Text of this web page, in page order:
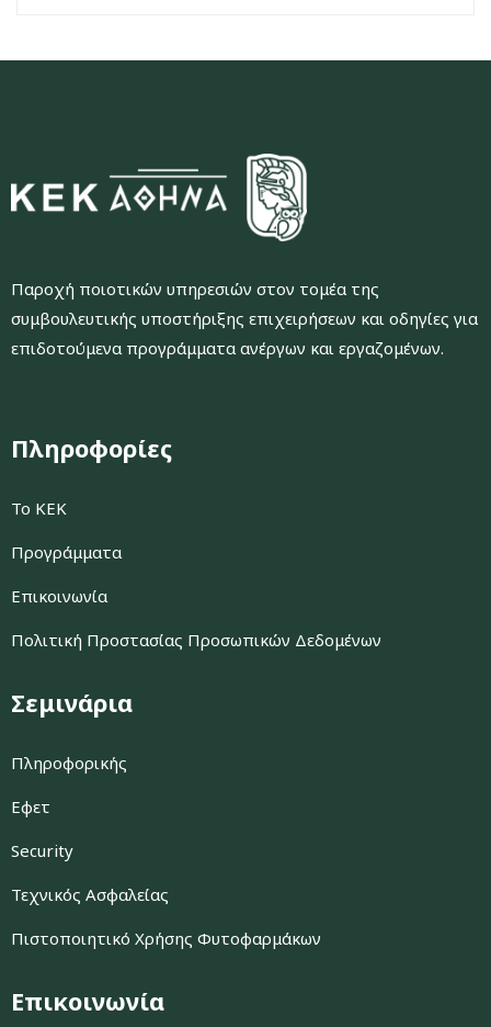
Παροχή ποιοτικών υπηρεσιών στον τομέα της
συμβουλευτικής υποστήριξης επιχειρήσεων και οδηγίες για
επιδοτούμενα προγράμματα ανέργων και εργαζομένων.
Πληροφορίες
Το ΚΕΚ
Προγράμματα
Επικοινωνία
Πολιτική Προστασίας Προσωπικών Δεδομένων
Σεμινάρια
Πληροφορικής
Εφετ
Security
Τεχνικός Ασφαλείας
Πιστοποιητικό Χρήσης Φυτοφαρμάκων
Επικοινωνία